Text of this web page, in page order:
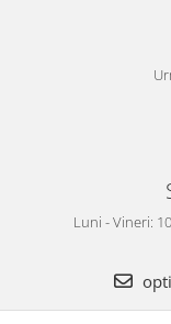
Luni - Vineri: